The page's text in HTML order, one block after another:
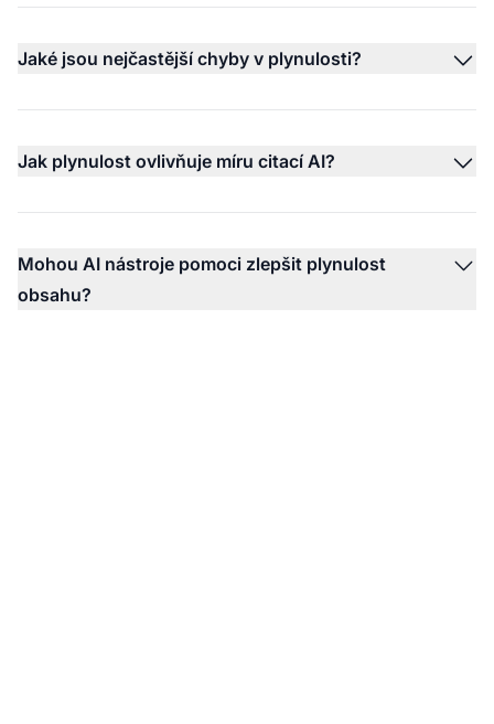
Jaké jsou nejčastější chyby v plynulosti?
Jak plynulost ovlivňuje míru citací AI?
Mohou AI nástroje pomoci zlepšit plynulost
obsahu?